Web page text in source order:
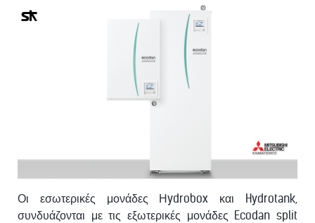
Οι εσωτερικές μονάδες Ηydrobox και Hydrotank,
συνδυάζονται με τις εξωτερικές μονάδες Ecodan split